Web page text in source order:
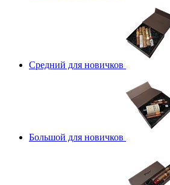
Средний для новичков
Большой для новичков